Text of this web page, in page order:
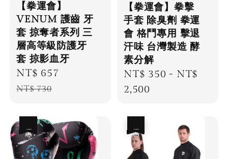
【拳運會】
VENUM 護齒 牙
套 掠奪者系列 三
層高等級防護牙
套 掠影血牙
Sale
price
NT$ 657
NT$ 730
【拳運會】拳擊
手套 除臭劑 拳運
會 格鬥專用 擊退
汗味 台灣製造 酵
素分解
Regular
price
NT$ 350 - NT$
2,500